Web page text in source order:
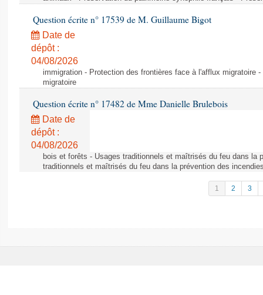
Question écrite n° 17539 de M. Guillaume Bigot
Date de
dépôt :
04/08/2026
immigration - Protection des frontières face à l'afflux migratoire
migratoire
Question écrite n° 17482 de Mme Danielle Brulebois
Date de
dépôt :
04/08/2026
bois et forêts - Usages traditionnels et maîtrisés du feu dans la
traditionnels et maîtrisés du feu dans la prévention des
1 2 3